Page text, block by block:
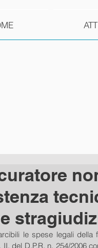
le spese legali della
II, del D.P.R. n. 254/2006